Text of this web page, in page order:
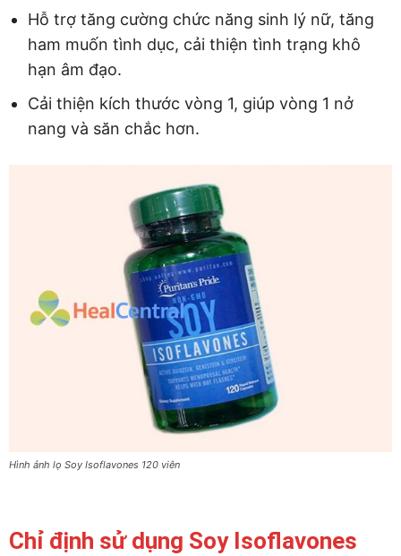
Hỗ trợ tăng cường chức năng sinh lý nữ, tăng
ham muốn tình dục, cải thiện tình trạng khô
hạn âm đạo.
Cải thiện kích thước vòng 1, giúp vòng 1 nở
nang và săn chắc hơn.
Hình ảnh lọ Soy Isoflavones 120 viên
Chỉ định sử dụng Soy Isoflavones